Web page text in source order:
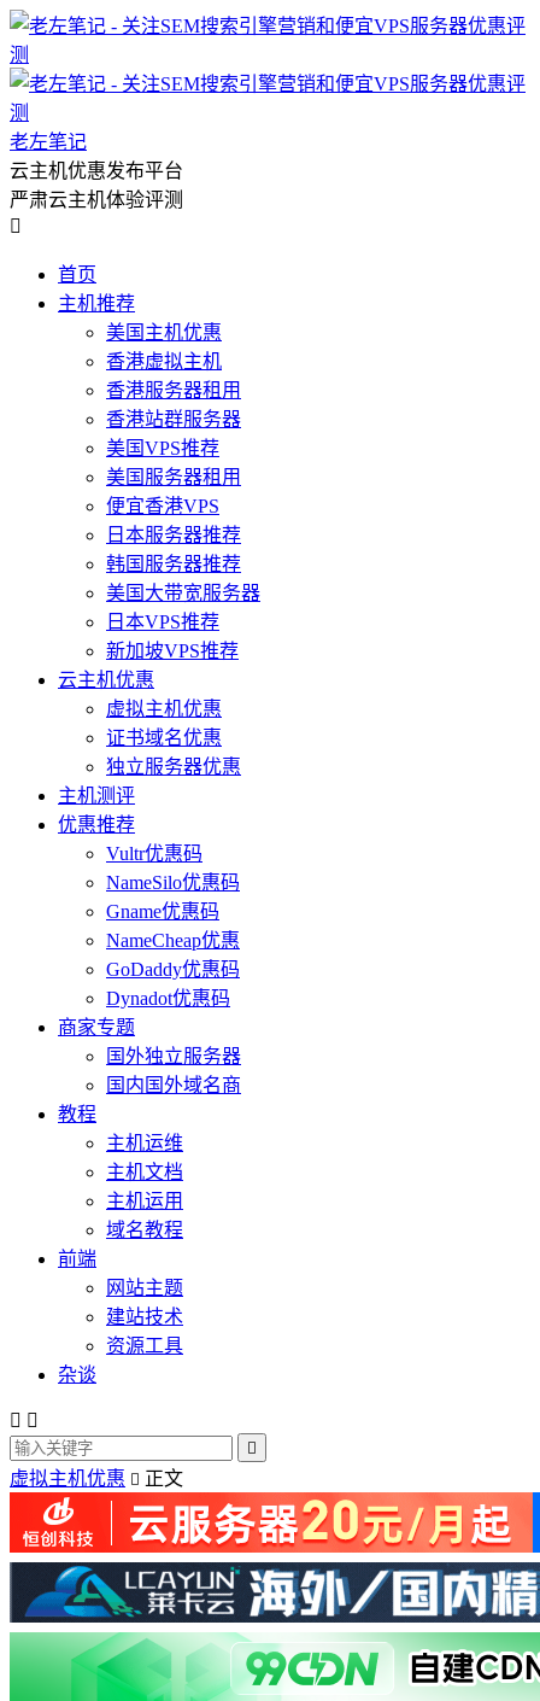
老左笔记
云主机优惠发布平台
严肃云主机体验评测

首页
主机推荐
美国主机优惠
香港虚拟主机
香港服务器租用
香港站群服务器
美国VPS推荐
美国服务器租用
便宜香港VPS
日本服务器推荐
韩国服务器推荐
美国大带宽服务器
日本VPS推荐
新加坡VPS推荐
云主机优惠
虚拟主机优惠
证书域名优惠
独立服务器优惠
主机测评
优惠推荐
Vultr优惠码
NameSilo优惠码
Gname优惠码
NameCheap优惠
GoDaddy优惠码
Dynadot优惠码
商家专题
国外独立服务器
国内国外域名商
教程
主机运维
主机文档
主机运用
域名教程
前端
网站主题
建站技术
资源工具
杂谈
 

虚拟主机优惠  正文